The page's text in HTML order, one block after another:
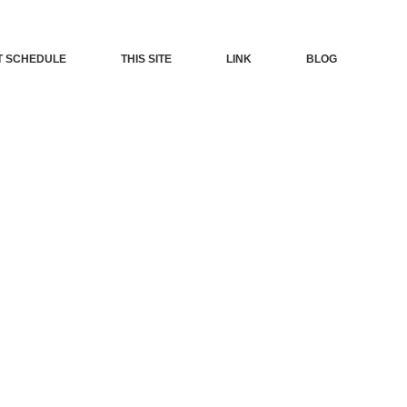
SCHEDULE THIS SITE LINK BLOG